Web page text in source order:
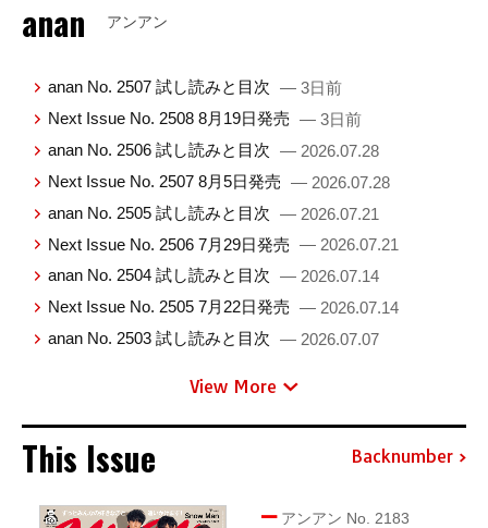
anan アンアン
anan No. 2507 試し読みと目次 — 3日前
Next Issue No. 2508 8月19日発売 — 3日前
anan No. 2506 試し読みと目次 — 2026.07.28
Next Issue No. 2507 8月5日発売 — 2026.07.28
anan No. 2505 試し読みと目次 — 2026.07.21
Next Issue No. 2506 7月29日発売 — 2026.07.21
anan No. 2504 試し読みと目次 — 2026.07.14
Next Issue No. 2505 7月22日発売 — 2026.07.14
anan No. 2503 試し読みと目次 — 2026.07.07
View More
This Issue Backnumber
アンアン No. 2183